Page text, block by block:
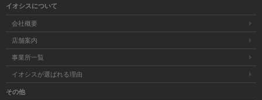
イオシスについて
会社概要
店舗案内
事業所一覧
イオシスが選ばれる理由
その他